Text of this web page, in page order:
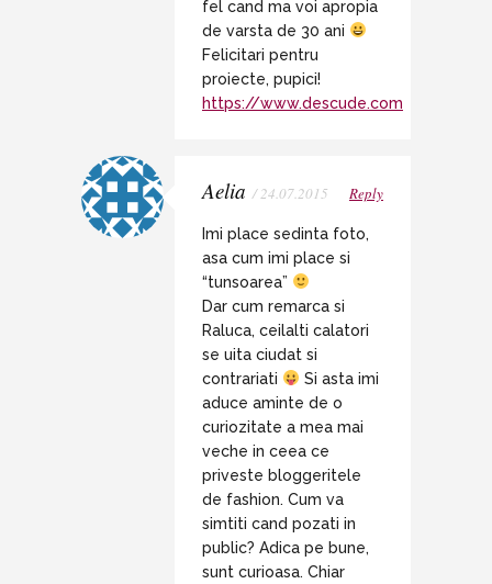
fel cand ma voi apropia
de varsta de 30 ani
Felicitari pentru
proiecte, pupici!
https://www.descude.com
Aelia / 24.07.2015 Reply
Imi place sedinta foto,
asa cum imi place si
“tunsoarea”
Dar cum remarca si
Raluca, ceilalti calatori
se uita ciudat si
contrariati
Si asta imi
aduce aminte de o
curiozitate a mea mai
veche in ceea ce
priveste bloggeritele
de fashion. Cum va
simtiti cand pozati in
public? Adica pe bune,
sunt curioasa. Chiar